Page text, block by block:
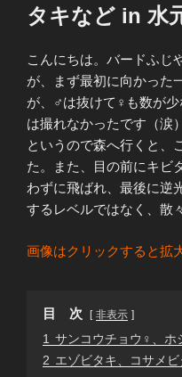
タキなど in 水
こんにちは。バードふじ
が、まず最初に向かった
が、♂は抜けて♀も数が
は撮れなかったです（涙
というので森へ行くと、
た。また、目の前にキビ
わずに飛ばれ、最後に逆
するレベルではなく、散
画像はクリックすると拡
目 次 非表示
1
サンコウチョウ♀、ホ
2 エゾビタキ、コサメ